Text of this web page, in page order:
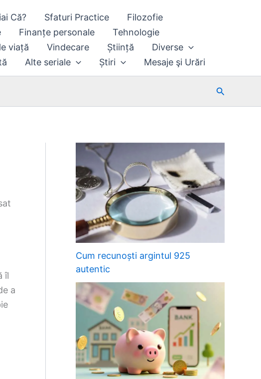
Că? Sfaturi Practice
Filozofie
Finanțe personale
Tehnologie
viață Vindecare Știință
Diverse
Alte seriale Știri Mesaje şi Urări
Search
îl
a
Cum recunoști argintul 925
autentic